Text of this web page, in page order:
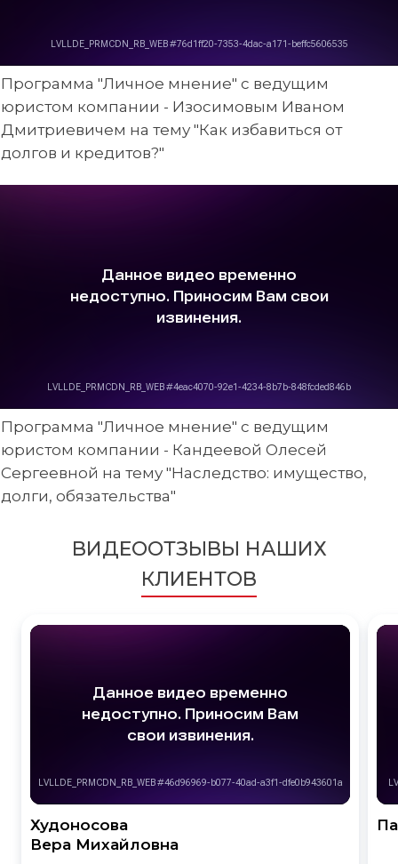
Программа "Личное мнение" с ведущим
юристом компании - Изосимовым Иваном
Дмитриевичем на тему "Как избавиться от
долгов и кредитов?"
Программа "Личное мнение" с ведущим
юристом компании - Кандеевой Олесей
Сергеевной на тему "Наследство: имущество,
долги, обязательства"
ВИДЕООТЗЫВЫ НАШИХ
КЛИЕНТОВ
Худоносова
Вера Михайловна